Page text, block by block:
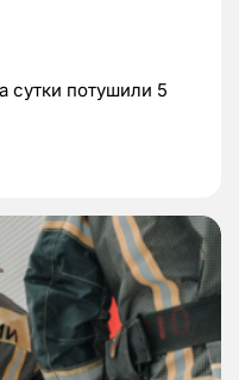
сутки потушили 5